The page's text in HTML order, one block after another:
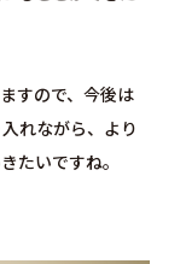
すので、今後は
れながら、より
たいですね。